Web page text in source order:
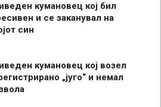
кумановец кој бил
и се заканувал на
син
кумановец кој возел
„југо“ и немал